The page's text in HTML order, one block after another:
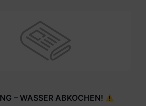
– WASSER ABKOCHEN!